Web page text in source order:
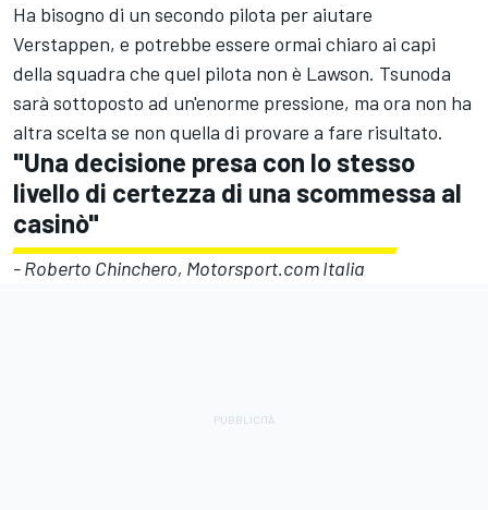
Ha bisogno di un secondo pilota per aiutare
Verstappen, e potrebbe essere ormai chiaro ai capi
della squadra che quel pilota non è Lawson. Tsunoda
sarà sottoposto ad un'enorme pressione, ma ora non ha
altra scelta se non quella di provare a fare risultato.
"Una decisione presa con lo stesso
livello di certezza di una scommessa al
casinò"
- Roberto Chinchero, Motorsport.com Italia